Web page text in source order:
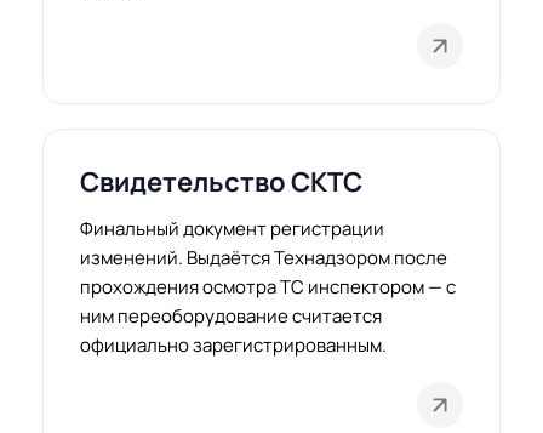
Свидетельство СКТС
Финальный документ регистрации
изменений. Выдаётся Технадзором после
прохождения осмотра ТС инспектором — с
ним переоборудование считается
официально зарегистрированным.